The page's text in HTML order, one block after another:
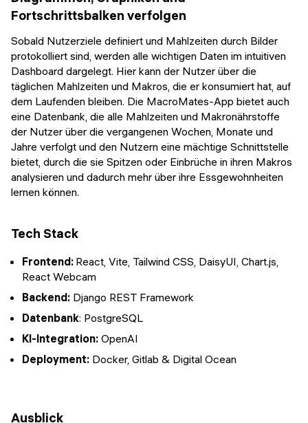
Fortschrittsbalken verfolgen
Sobald Nutzerziele definiert und Mahlzeiten durch Bilder
protokolliert sind, werden alle wichtigen Daten im intuitiven
Dashboard dargelegt. Hier kann der Nutzer über die
täglichen Mahlzeiten und Makros, die er konsumiert hat, auf
dem Laufenden bleiben. Die MacroMates-App bietet auch
eine Datenbank, die alle Mahlzeiten und Makronährstoffe
der Nutzer über die vergangenen Wochen, Monate und
Jahre verfolgt und den Nutzern eine mächtige Schnittstelle
bietet, durch die sie Spitzen oder Einbrüche in ihren Makros
analysieren und dadurch mehr über ihre Essgewohnheiten
lernen können.
Tech Stack
Frontend: React, Vite, Tailwind CSS, DaisyUI, Chart.js,
React Webcam
Backend: Django REST Framework
Datenbank: PostgreSQL
KI-Integration: OpenAI
Deployment: Docker, Gitlab & Digital Ocean
Ausblick